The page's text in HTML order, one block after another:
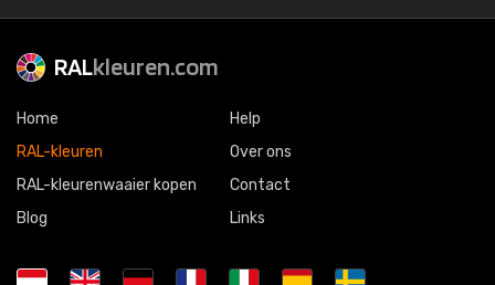
RALkleuren.com
Home
RAL-kleuren
RAL-kleurenwaaier kopen
Blog
Help
Over ons
Contact
Links